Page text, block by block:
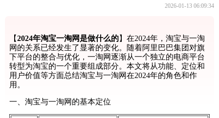
2026-01-13 06:09:34
【2024年淘宝一淘网是做什么的】在2024年，淘宝与一淘
网的关系已经发生了显著的变化。随着阿里巴巴集团对旗
下平台的整合与优化，一淘网逐渐从一个独立的电商平台
转型为淘宝的一个重要组成部分。本文将从功能、定位和
用户价值等方面总结淘宝与一淘网在2024年的角色和作
用。
一、淘宝与一淘网的基本定位